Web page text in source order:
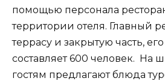
помощью персонала
территории отеля. Главный
террасу и закрытую часть,
составляет 600 человек. На
гостям предлагают блюда